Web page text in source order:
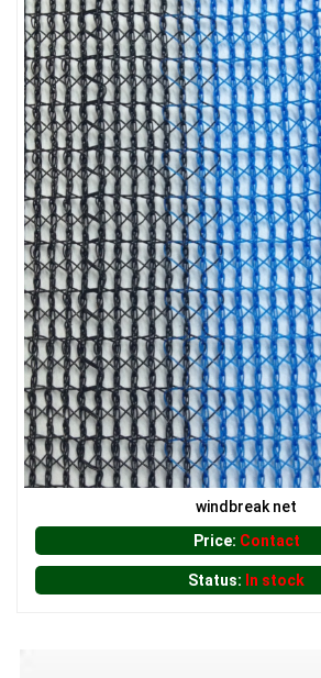
LƯỚI CHẮN GIÓ
LƯỚI CHẮN CÔN TRÙNG
windbreak net
Price: Contact
Status: In stock